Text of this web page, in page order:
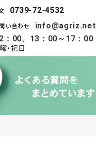
い合わせ
info@agriz.net
：00、13：00～17：00
・祝日
0739-72-4532